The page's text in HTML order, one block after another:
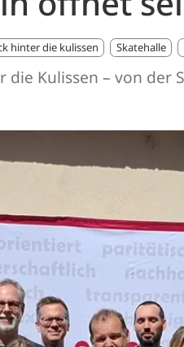
hinter die kulissen Skatehalle
Kulissen – von der